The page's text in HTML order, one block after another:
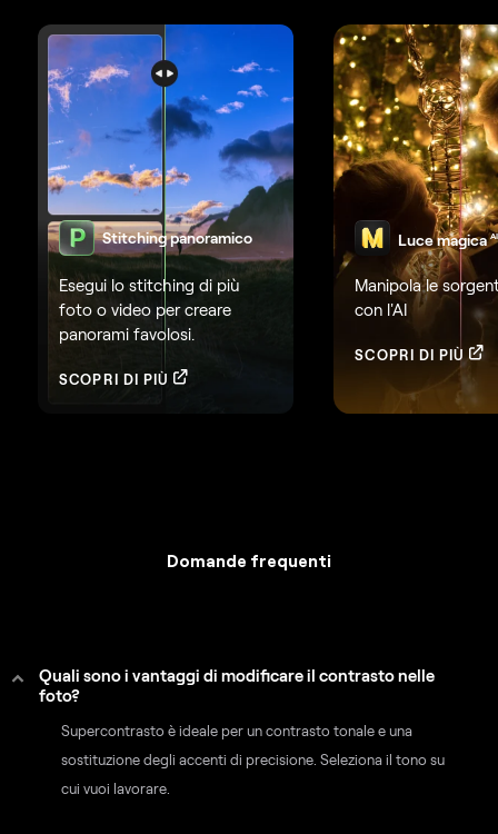
Stitching panoramico
Esegui lo stitching di più
foto o video per creare
panorami favolosi.
SCOPRI DI PIÙ
Luce magicaAI
Manipola le
con l'AI
SCOPRI DI PIÙ
Domande frequenti
Quali sono i vantaggi di modificare il contrasto nelle
foto?
Supercontrasto è ideale per un contrasto tonale e una
sostituzione degli accenti di precisione. Seleziona il tono su
cui vuoi lavorare.